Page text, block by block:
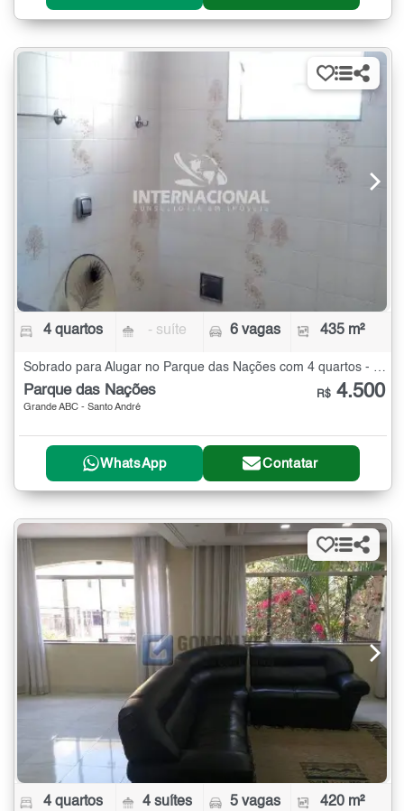
4 quartos - suíte 6 vagas 435 m²
Sobrado para Alugar no Parque das Nações com 4 quartos - 435 m²
Parque das Nações
Grande ABC - Santo André
R$ 4.500
WhatsApp Contatar
4 quartos 4 suítes 5 vagas 420 m²